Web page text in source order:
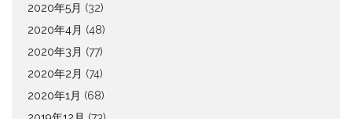
2020年5月 (32)
2020年4月 (48)
2020年3月 (77)
2020年2月 (74)
2020年1月 (68)